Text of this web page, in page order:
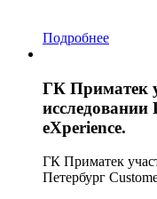
Подробнее
ГК Приматек
eXperience.
ГК Приматек
Петербург